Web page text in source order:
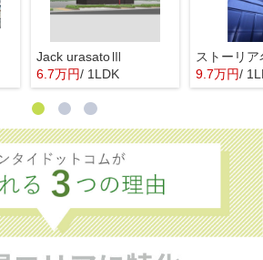
Jack urasatoⅢ
6.7万円/ 1LDK
ストーリ
9.7万円/